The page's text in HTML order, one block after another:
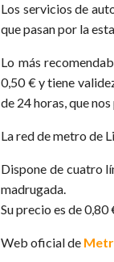
Los servicios de
que pasan por la
Lo más
0,50 € y tiene
de 24 horas, que
La red de metro de
Dispone de cuatro
madrugada.
Su precio es de 0,80
Web oficial de